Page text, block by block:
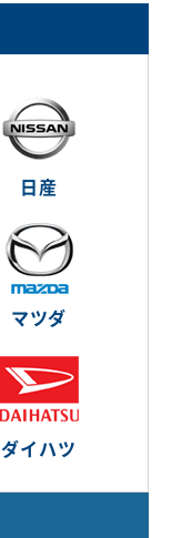
日産
マツダ
ダイハツ